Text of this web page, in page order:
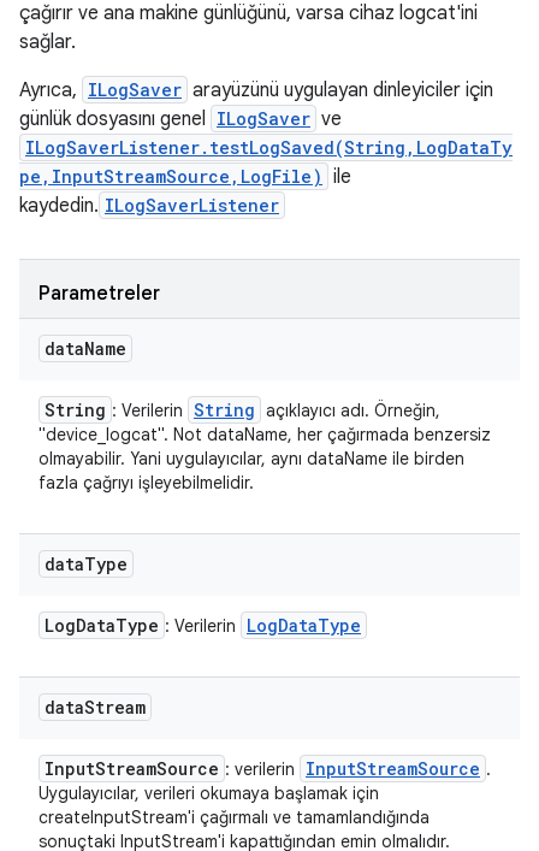
çağırır ve ana makine günlüğünü, varsa cihaz logcat'ini
sağlar.
Ayrıca, ILogSaver arayüzünü uygulayan dinleyiciler için
günlük dosyasını genel ILogSaver ve
ILogSaverListener.testLogSaved(String,LogDataTy
pe,InputStreamSource,LogFile) ile
kaydedin. ILogSaverListener
Parametreler
dataName
String : Verilerin String açıklayıcı adı. Örneğin,
"device_logcat". Not dataName, her çağırmada benzersiz
olmayabilir. Yani uygulayıcılar, aynı dataName ile birden
fazla çağrıyı işleyebilmelidir.
dataType
LogDataType : Verilerin LogDataType
dataStream
InputStreamSource : verilerin InputStreamSource .
Uygulayıcılar, verileri okumaya başlamak için
createInputStream'i çağırmalı ve tamamlandığında
sonuçtaki InputStream'i kapattığından emin olmalıdır.